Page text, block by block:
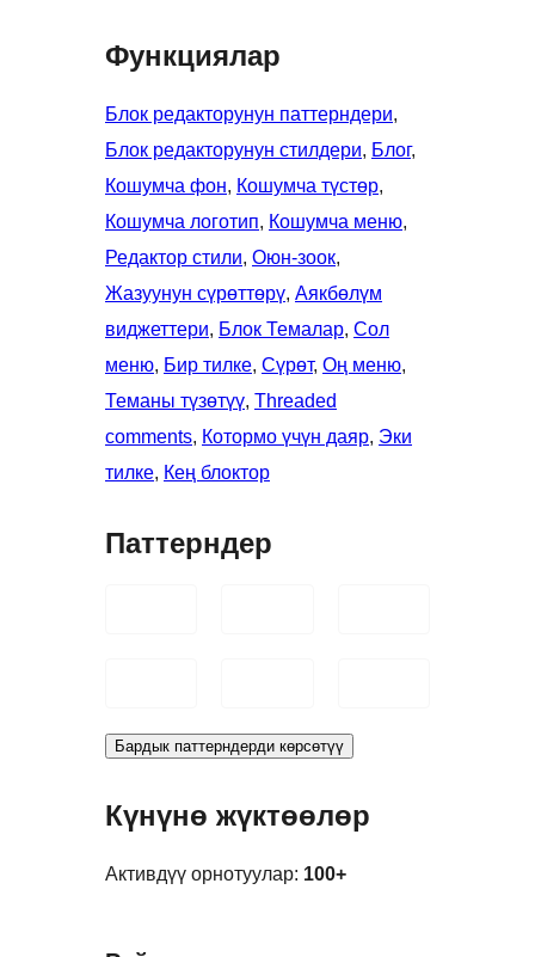
Функциялар
Блок редакторунун паттерндери
Блок редакторунун стилдери, Блог
Кошумча фон, Кошумча түстөр
Кошумча логотип, Кошумча меню
Редактор стили, Оюн-зоок
Жазуунун сүрөттөрү, Аякбөлүм
виджеттери, Блок Темалар, Сол
меню, Бир тилке, Сүрөт, Оң меню
Теманы түзөтүү, Threaded
comments, Котормо үчүн даяр, Эки
тилке, Кең блоктор
Паттерндер
Бардык паттерндерди көрсөтүү
Күнүнө жүктөөлөр
Активдүү орнотуулар: 100+